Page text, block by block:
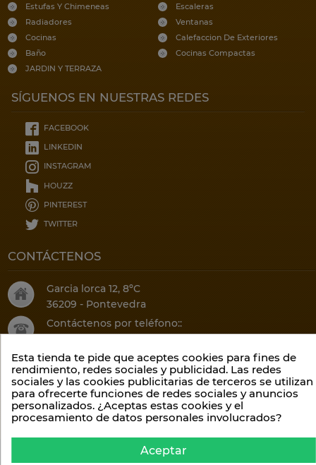
Estufas Y Chimeneas
Radiadores
Cocinas
Baño
JARDIN Y TERRAZA
Escaleras
Ventanas
Calefaccion De Exteriores
Cocinas Compactas
SÍGUENOS EN NUESTRAS REDES
FACEBOOK
LINKEDIN
INSTAGRAM
HOUZZ
PINTEREST
TWITTER
CONTÁCTENOS
Garcia lorca 12, 8ºC
36209 - Pontevedra
Contáctenos por teléfono::
O por email:
info@climalis.com
Lavelis S.L
Esta tienda te pide que aceptes cookies para fines de
rendimiento, redes sociales y publicidad. Las redes
sociales y las cookies publicitarias de terceros se utilizan
para ofrecerte funciones de redes sociales y anuncios
personalizados. ¿Aceptas estas cookies y el
procesamiento de datos personales involucrados?
Aceptar